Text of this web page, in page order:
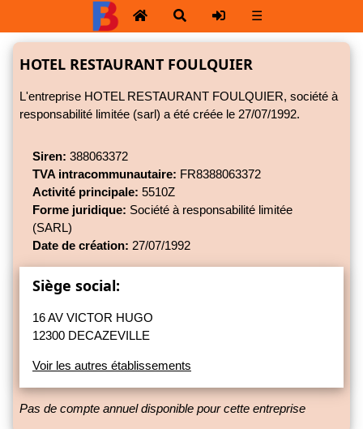
☰
HOTEL RESTAURANT FOULQUIER
L'entreprise HOTEL RESTAURANT FOULQUIER, société à
responsabilité limitée (sarl) a été créée le 27/07/1992.
Siren: 388063372
TVA intracommunautaire: FR8388063372
Activité principale: 5510Z
Forme juridique: Société à responsabilité limitée
(SARL)
Date de création: 27/07/1992
Siège social:
16 AV VICTOR HUGO
12300 DECAZEVILLE
Voir les autres établissements
Pas de compte annuel disponible pour cette entreprise